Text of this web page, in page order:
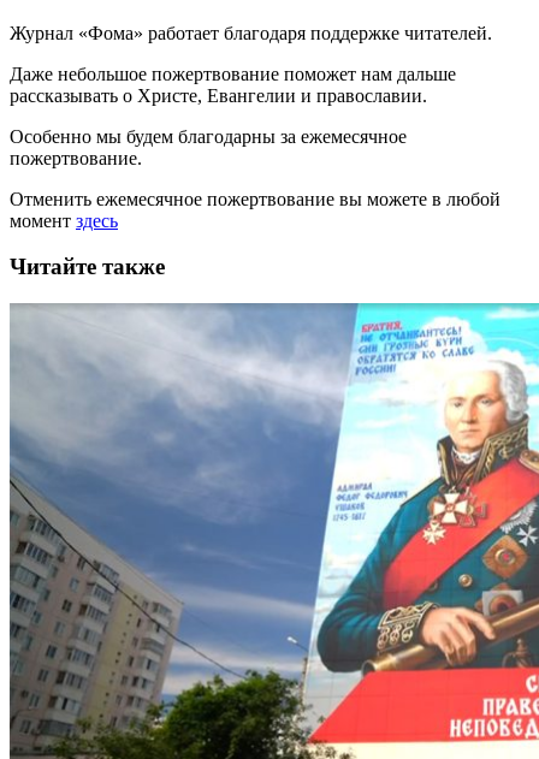
Журнал «Фома» работает благодаря поддержке читателей.
Даже небольшое пожертвование поможет нам дальше
рассказывать о Христе, Евангелии и православии.
Особенно мы будем благодарны за ежемесячное
пожертвование.
Отменить ежемесячное пожертвование вы можете в любой
момент здесь
Читайте также